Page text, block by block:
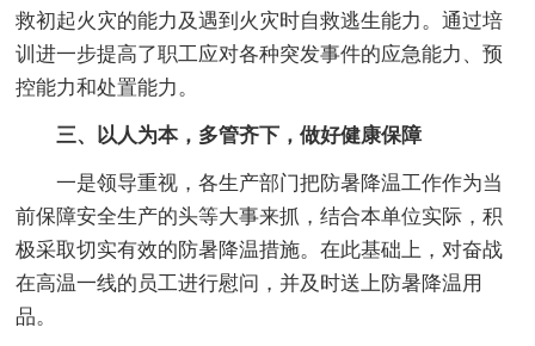
救初起火灾的能力及遇到火灾时自救逃生能力。通过培
训进一步提高了职工应对各种突发事件的应急能力、预
控能力和处置能力。
三、以人为本，多管齐下，做好健康保障
一是领导重视，各生产部门把防暑降温工作作为当
前保障安全生产的头等大事来抓，结合本单位实际，积
极采取切实有效的防暑降温措施。在此基础上，对奋战
在高温一线的员工进行慰问，并及时送上防暑降温用
品。